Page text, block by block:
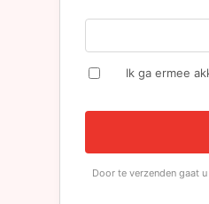
Ik ga ermee
Door te verzenden gaat